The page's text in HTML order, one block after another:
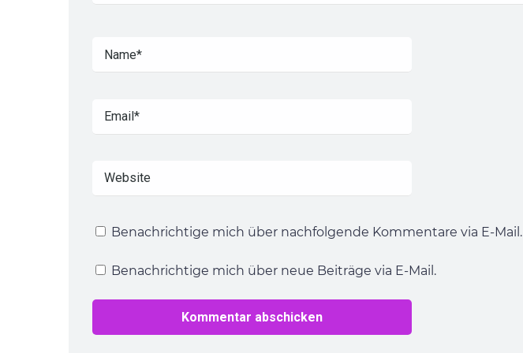
Benachrichtige mich über nachfolgende Kommentare via E-Mail.
Benachrichtige mich über neue Beiträge via E-Mail.